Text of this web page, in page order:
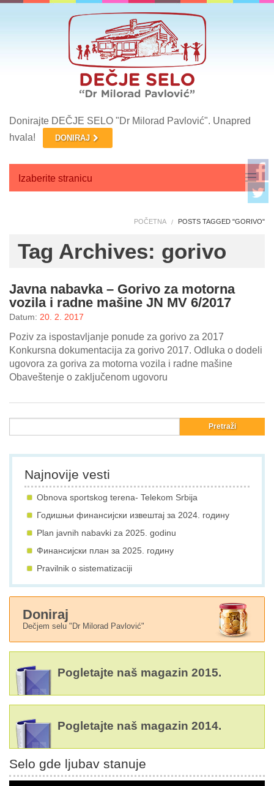
Donirajte DEČJE SELO "Dr Milorad Pavlović". Unapred
hvala!
DONIRAJ
Izaberite stranicu
Aktuelnosti
Galerija
Projekti
Prijatelji
Kontakt
POČETNA POSTS TAGGED "GORIVO"
Tag Archives: gorivo
Javna nabavka – Gorivo za motorna
vozila i radne mašine JN MV 6/2017
Datum: 20. 2. 2017
Poziv za ispostavljanje ponude za gorivo za 2017
Konkursna dokumentacija za gorivo 2017. Odluka o dodeli
ugovora za goriva za motorna vozila i radne mašine
Obaveštenje o zaključenom ugovoru
Najnovije vesti
Obnova sportskog terena- Telekom Srbija
Годишњи финансијски извештај за 2024. годину
Plan javnih nabavki za 2025. godinu
Финансијски план за 2025. годину
Pravilnik o sistematizaciji
Doniraj
Dečjem selu "Dr Milorad Pavlović"
Pogletajte naš magazin 2015.
Pogletajte naš magazin 2014.
Selo gde ljubav stanuje